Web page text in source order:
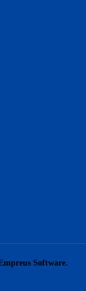
Software.